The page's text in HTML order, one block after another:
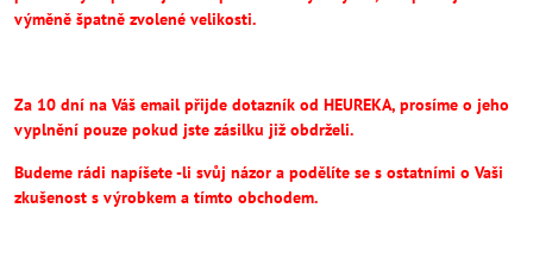
výměně špatně zvolené velikosti.
Za 10 dní na Váš email přijde dotazník od HEUREKA, prosíme o jeho
vyplnění pouze pokud jste zásilku již obdrželi.
Budeme rádi napíšete -li svůj názor a podělíte se s ostatními o Vaši
zkušenost s výrobkem a tímto obchodem.